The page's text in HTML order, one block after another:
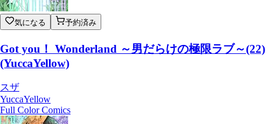
気になる 予約済み
Got you！ Wonderland ～男だらけの極限ラブ～(22)
(YuccaYellow)
スザ
YuccaYellow
Full Color Comics